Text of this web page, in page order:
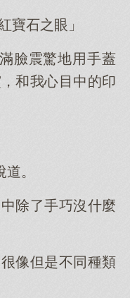
寶石之眼」
臉震驚地用手蓋
和我心目中的印
。
除了手巧沒什麼
像但是不同種類